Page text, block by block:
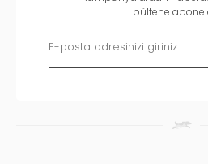
bültene abone